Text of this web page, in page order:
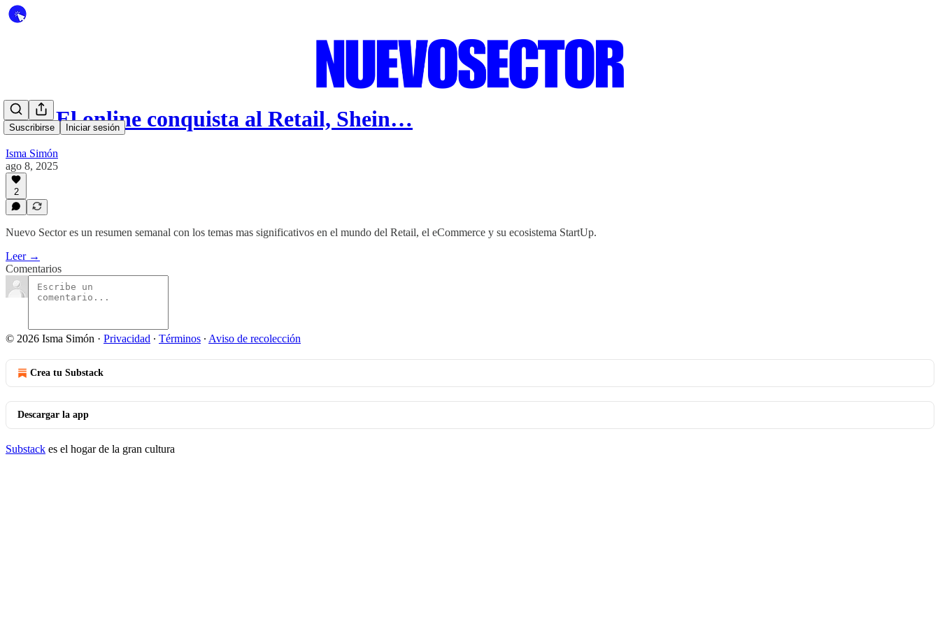
Suscribirse Iniciar sesión
#217 El online conquista al Retail, Shein…
Isma Simón
ago 8, 2025
2
Nuevo Sector es un resumen semanal con los temas mas significativos en el mundo del Retail, el eCommerce y su ecosistema StartUp.
Leer →
Comentarios
© 2026 Isma Simón · Privacidad ∙ Términos ∙ Aviso de recolección
Crea tu Substack
Descargar la app
Substack es el hogar de la gran cultura